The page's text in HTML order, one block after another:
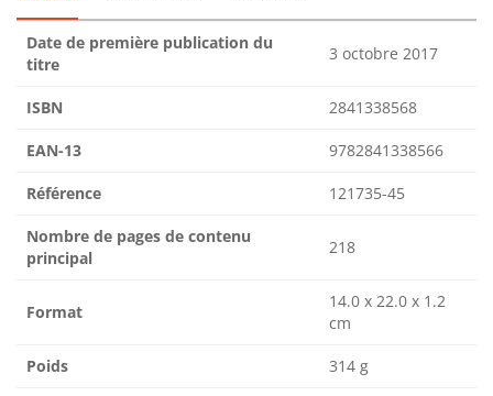
Date de première publication du
titre
3 octobre 2017
ISBN 2841338568
EAN-13 9782841338566
Référence 121735-45
Nombre de pages de contenu
principal
218
Format
14.0 x 22.0 x 1.2
cm
Poids 314 g